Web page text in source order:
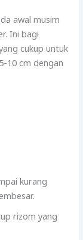
awal musim
Ini bagi
cukup untuk
10 cm dengan
kurang
rizom yang